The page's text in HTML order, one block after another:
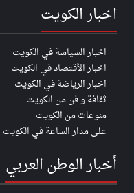
اخبار الكويت
اخبار السياسة في الكويت
اخبار الأقتصاد في الكويت
اخبار الرياضة في الكويت
ثقافة و فن من الكويت
منوعات من الكويت
على مدار الساعة في الكويت
أخبار الوطن العربي